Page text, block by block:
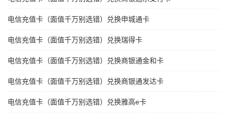
电信充值卡（面值千万别选错）兑换申城通卡
电信充值卡（面值千万别选错）兑换瑞得卡
电信充值卡（面值千万别选错）兑换商银通金和卡
电信充值卡（面值千万别选错）兑换商银通发达卡
电信充值卡（面值千万别选错）兑换雅高e卡